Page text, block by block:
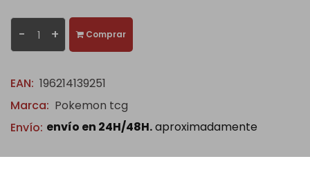
- + Comprar
EAN: 196214139251
Marca: Pokemon tcg
Envío: envío en 24H/48H.aproximadamente